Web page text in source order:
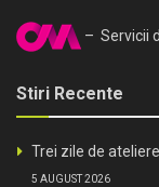
– Servicii
Stiri Recente
Trei zile de
5 AUGUST 2026